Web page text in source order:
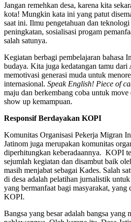
Jangan remehkan desa, karena kita
kota! Mungkin kata ini yang patut
saat ini. Ilmu pengetahuan dan
peningkatan, sosialisasi progam
salah satunya.
Kegiatan berbagi pembelajaran bahasa
budaya. Kita juga kedatangan tamu
memotivasi generasi muda untuk
internasional. Speak English! Piece of
maju dan berkembang coba untuk
show up kemampuan.
Responsif Berdayakan KOPI
Komunitas Organisasi Pekerja Migran
Jatinom juga merupakan komunitas
diperhitungkan keberadaannya. KOPI
sejumlah kegiatan dan disambut baik
masih menjabat sebagai Kades. Salah
di desa adalah pelatihan jurnalistik
yang bermanfaat bagi masyarakat, yang
KOPI.
Bangsa yang besar adalah bangsa yang